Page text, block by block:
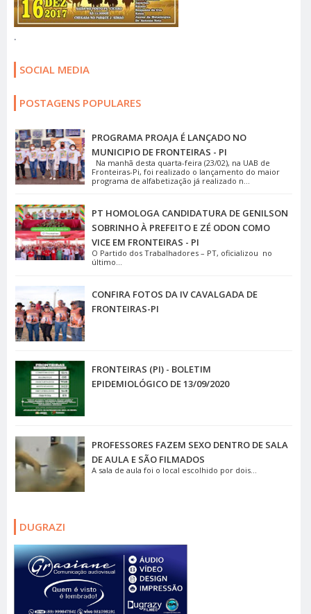
.
SOCIAL MEDIA
POSTAGENS POPULARES
PROGRAMA PROAJA É LANÇADO NO
MUNICIPIO DE FRONTEIRAS - PI
Na manhã desta quarta-feira (23/02), na UAB de
Fronteiras-Pi, foi realizado o lançamento do maior
programa de alfabetização já realizado n...
PT HOMOLOGA CANDIDATURA DE GENILSON
SOBRINHO À PREFEITO E ZÉ ODON COMO
VICE EM FRONTEIRAS - PI
O Partido dos Trabalhadores – PT, oficializou no
último...
CONFIRA FOTOS DA IV CAVALGADA DE
FRONTEIRAS-PI
FRONTEIRAS (PI) - BOLETIM
EPIDEMIOLÓGICO DE 13/09/2020
PROFESSORES FAZEM SEXO DENTRO DE SALA
DE AULA E SÃO FILMADOS
A sala de aula foi o local escolhido por dois...
DUGRAZI